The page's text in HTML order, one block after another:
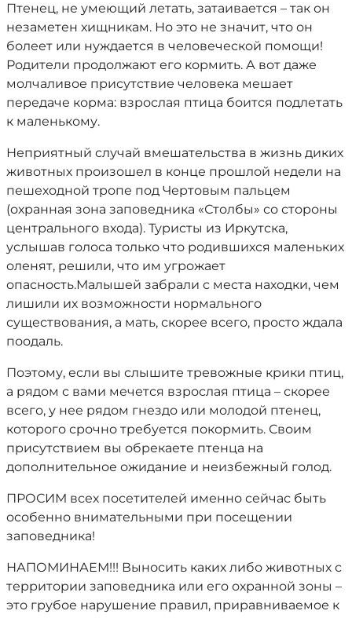
Птенец, не умеющий летать, затаивается – так он
незаметен хищникам. Но это не значит, что он
болеет или нуждается в человеческой помощи!
Родители продолжают его кормить. А вот даже
молчаливое присутствие человека мешает
передаче корма: взрослая птица боится подлетать
к маленькому.
Неприятный случай вмешательства в жизнь диких
животных произошел в конце прошлой недели на
пешеходной тропе под Чертовым пальцем
(охранная зона заповедника «Столбы» со стороны
центрального входа). Туристы из Иркутска,
услышав голоса только что родившихся маленьких
оленят, решили, что им угрожает
опасность.Малышей забрали с места находки, чем
лишили их возможности нормального
существования, а мать, скорее всего, просто ждала
поодаль.
Поэтому, если вы слышите тревожные крики птиц,
а рядом с вами мечется взрослая птица – скорее
всего, у нее рядом гнездо или молодой птенец,
которого срочно требуется покормить. Своим
присутствием вы обрекаете птенца на
дополнительное ожидание и неизбежный голод.
ПРОСИМ всех посетителей именно сейчас быть
особенно внимательными при посещении
заповедника!
НАПОМИНАЕМ!!! Выносить каких либо животных с
территории заповедника или его охранной зоны –
это грубое нарушение правил, приравниваемое к